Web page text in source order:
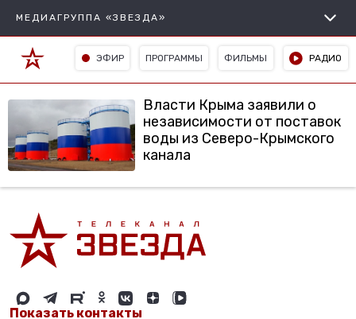
МЕДИАГРУППА «ЗВЕЗДА»
ЭФИР ПРОГРАММЫ ФИЛЬМЫ РАДИО
Власти Крыма заявили о
независимости от поставок
воды из Северо-Крымского
канала
Показать контакты